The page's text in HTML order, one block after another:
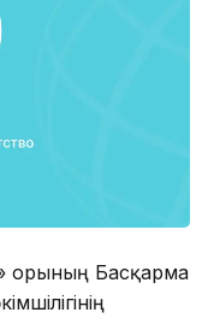
Басқарма